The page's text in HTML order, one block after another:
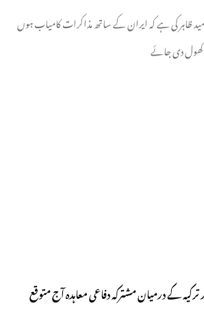
ظاہر کی ہے کہ ایران کے ساتھ مذاکرات کامیاب ہوں
کھول دی جائے
کے درمیان مشترکہ دفاعی معاہدہ آج متوقع